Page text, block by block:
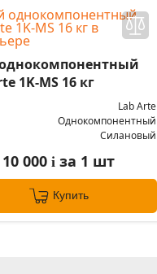
1K-MS 16 кг
Lab Arte
Однокомпонентный
Силановый
10 000i за 1 шт
Купить